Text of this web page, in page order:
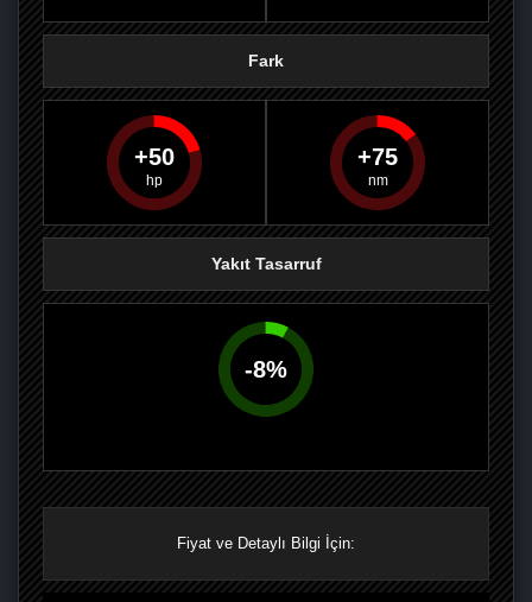
PAYLAŞPAYLAŞPLUS'TA
Fark
50 75
Yakıt Tasarruf
-8%
Fiyat ve Detaylı Bilgi İçin: